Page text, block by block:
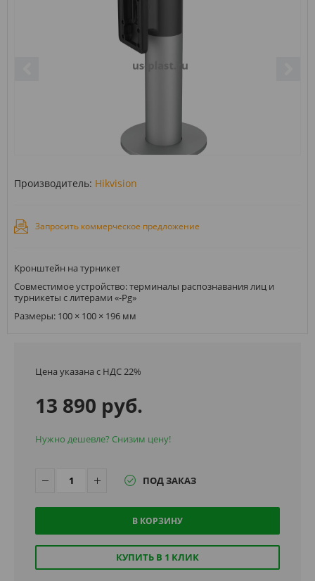
Производитель: Hikvision
Запросить коммерческое предложение
Кронштейн на турникет
Совместимое устройство: терминалы распознавания лиц и
турникеты с литерами «-Pg»
Размеры: 100 × 100 × 196 мм
Цена указана с НДС 22%
13 890 руб.
Нужно дешевле? Снизим цену!
ПОД ЗАКАЗ
В КОРЗИНУ
КУПИТЬ В 1 КЛИК